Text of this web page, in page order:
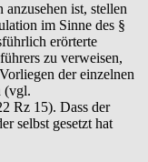
ist, stellen
im Sinne des §
erörterte
zu verweisen,
der einzelnen
(vgl.
Rz 15). Dass der
selbst gesetzt hat